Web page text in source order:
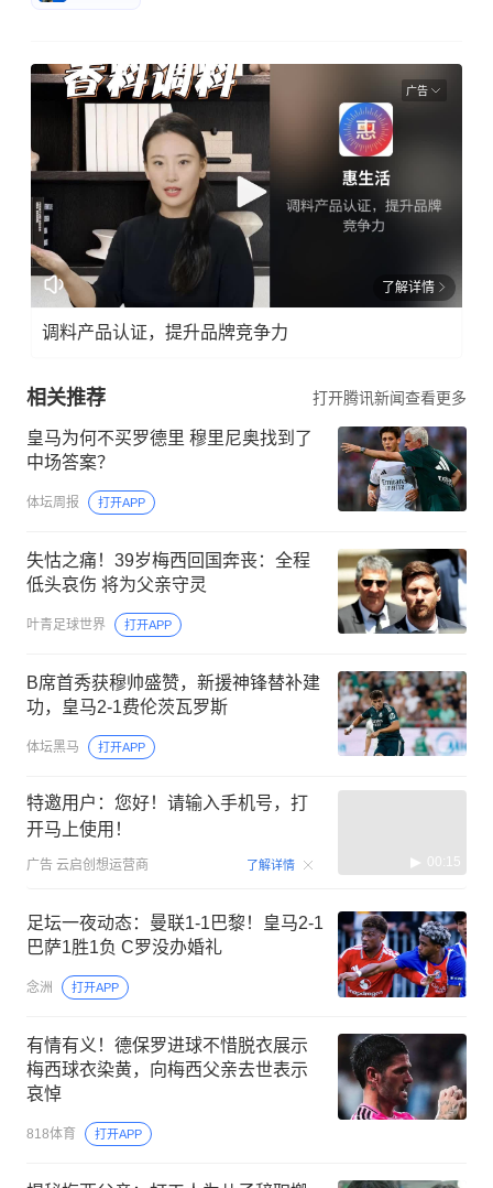
广告
了解详情
调料产品认证，提升品牌竞争力
相关推荐 打开腾讯新闻查看更多
皇马为何不买罗德里 穆里尼奥找到了
中场答案？
体坛周报 打开APP
失怙之痛！39岁梅西回国奔丧：全程
低头哀伤 将为父亲守灵
叶青足球世界 打开APP
B席首秀获穆帅盛赞，新援神锋替补建
功，皇马2-1费伦茨瓦罗斯
体坛黑马 打开APP
特邀用户：您好！请输入手机号，打
开马上使用！
广告 云启创想运营商 了解详情 00:15
足坛一夜动态：曼联1-1巴黎！皇马2-1
巴萨1胜1负 C罗没办婚礼
念洲 打开APP
有情有义！德保罗进球不惜脱衣展示
梅西球衣染黄，向梅西父亲去世表示
哀悼
818体育 打开APP